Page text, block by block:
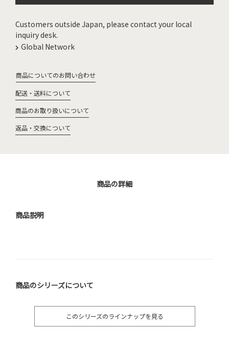
Customers outside Japan, please contact your local
inquiry desk.
Global Network
商品についてのお問い合わせ
配送・送料について
商品のお取り扱いについて
返品・交換について
商品の詳細
商品説明
商品のシリーズについて
このシリーズのラインナップを見る